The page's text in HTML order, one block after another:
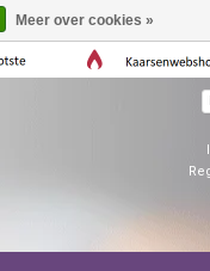
Meer over cookies »